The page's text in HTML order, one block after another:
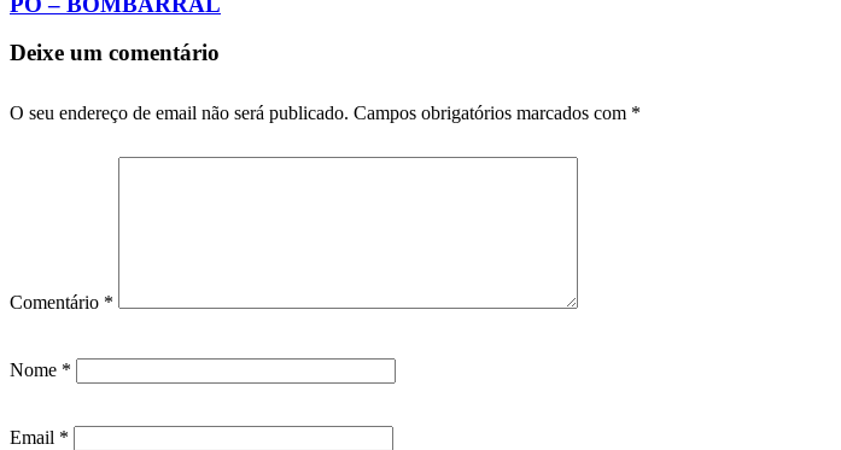
Deixe um comentário
O seu endereço de email não será publicado. Campos obrigatórios marcados com *
Comentário *
Nome *
Email *